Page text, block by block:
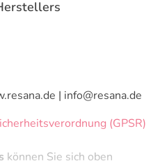
| info@resana.de
(GPSR)
können Sie sich oben